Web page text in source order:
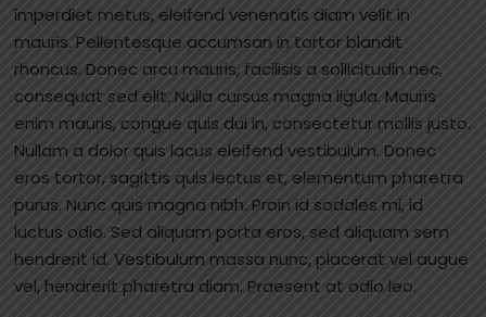
imperdiet metus, eleifend venenatis diam velit in
mauris. Pellentesque accumsan in tortor blandit
rhoncus. Donec arcu mauris, facilisis a sollicitudin nec,
consequat sed elit. Nulla cursus magna ligula. Mauris
enim mauris, congue quis dui in, consectetur mollis justo.
Nullam a dolor quis lacus eleifend vestibulum. Donec
eros tortor, sagittis quis lectus et, elementum pharetra
purus. Nunc quis magna nibh. Proin id sodales mi, id
luctus odio. Sed aliquam porta eros, sed aliquam sem
hendrerit id. Vestibulum massa nunc, placerat vel augue
vel, hendrerit pharetra diam. Praesent at odio leo.